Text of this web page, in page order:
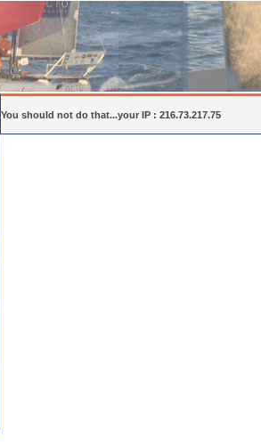
You should not do that...your IP : 216.73.217.75